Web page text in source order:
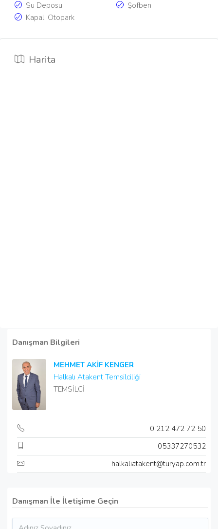
Su Deposu
Şofben
Kapalı Otopark
Harita
Danışman Bilgileri
MEHMET AKİF KENGER
Halkalı Atakent Temsilciliği
TEMSİLCİ
0 212 472 72 50
05337270532
halkaliatakent@turyap.com.tr
Danışman İle İletişime Geçin